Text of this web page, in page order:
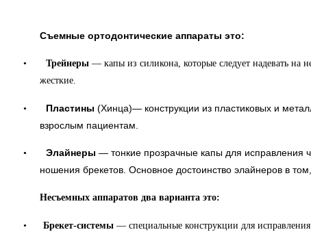
Съемные ортодонтические аппараты это:
• Трейнеры — капы из силикона, которые следует надевать на
жесткие.
• Пластины (Хинца)— конструкции из пластиковых и
взрослым пациентам.
• Элайнеры — тонкие прозрачные капы для исправления
ношения брекетов. Основное достоинство элайнеров в
Несъемных аппаратов два варианта это:
• Брекет-системы — специальные конструкции для